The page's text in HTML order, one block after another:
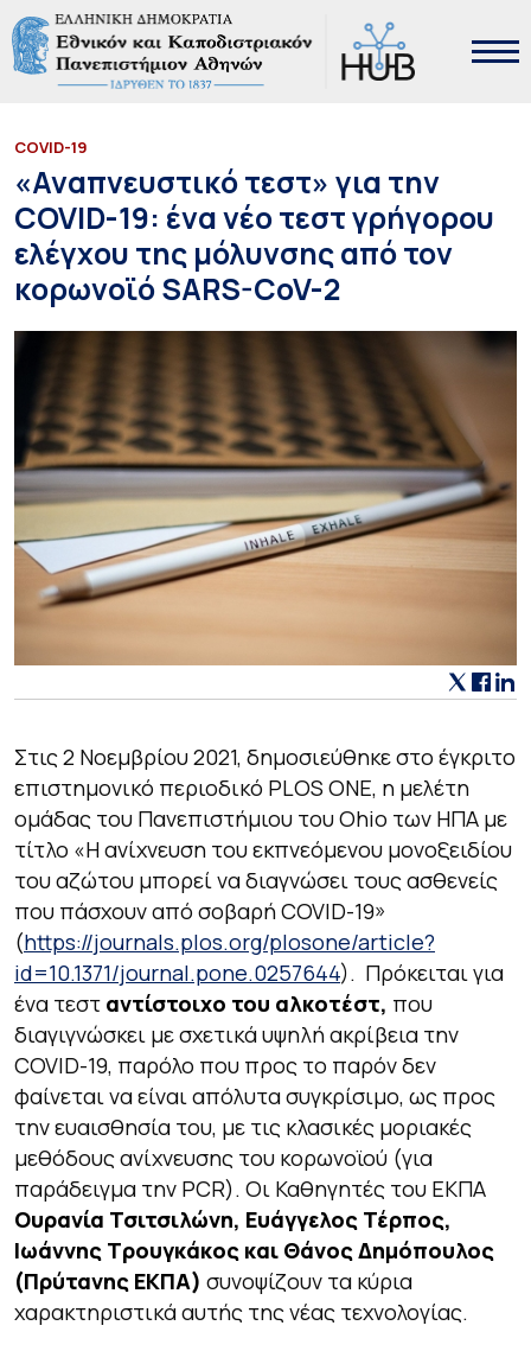
COVID-19
«Αναπνευστικό τεστ» για την
COVID-19: ένα νέο τεστ γρήγορου
ελέγχου της μόλυνσης από τον
κορωνοϊό SARS-CoV-2
Στις 2 Νοεμβρίου 2021, δημοσιεύθηκε στο έγκριτο
επιστημονικό περιοδικό PLOS ONE, η μελέτη
ομάδας του Πανεπιστήμιου του Ohio των ΗΠΑ με
τίτλο «Η ανίχνευση του εκπνεόμενου μονοξειδίου
του αζώτου μπορεί να διαγνώσει τους ασθενείς
που πάσχουν από σοβαρή COVID-19»
(https://journals.plos.org/plosone/article?
id=10.1371/journal.pone.0257644). Πρόκειται για
ένα τεστ αντίστοιχο του αλκοτέστ, που
διαγιγνώσκει με σχετικά υψηλή ακρίβεια την
COVID-19, παρόλο που προς το παρόν δεν
φαίνεται να είναι απόλυτα συγκρίσιμο, ως προς
την ευαισθησία του, με τις κλασικές μοριακές
μεθόδους ανίχνευσης του κορωνοϊού (για
παράδειγμα την PCR). Οι Καθηγητές του ΕΚΠΑ
Ουρανία Τσιτσιλώνη, Ευάγγελος Τέρπος,
Ιωάννης Τρουγκάκος και Θάνος Δημόπουλος
(Πρύτανης ΕΚΠΑ) συνοψίζουν τα κύρια
χαρακτηριστικά αυτής της νέας τεχνολογίας.